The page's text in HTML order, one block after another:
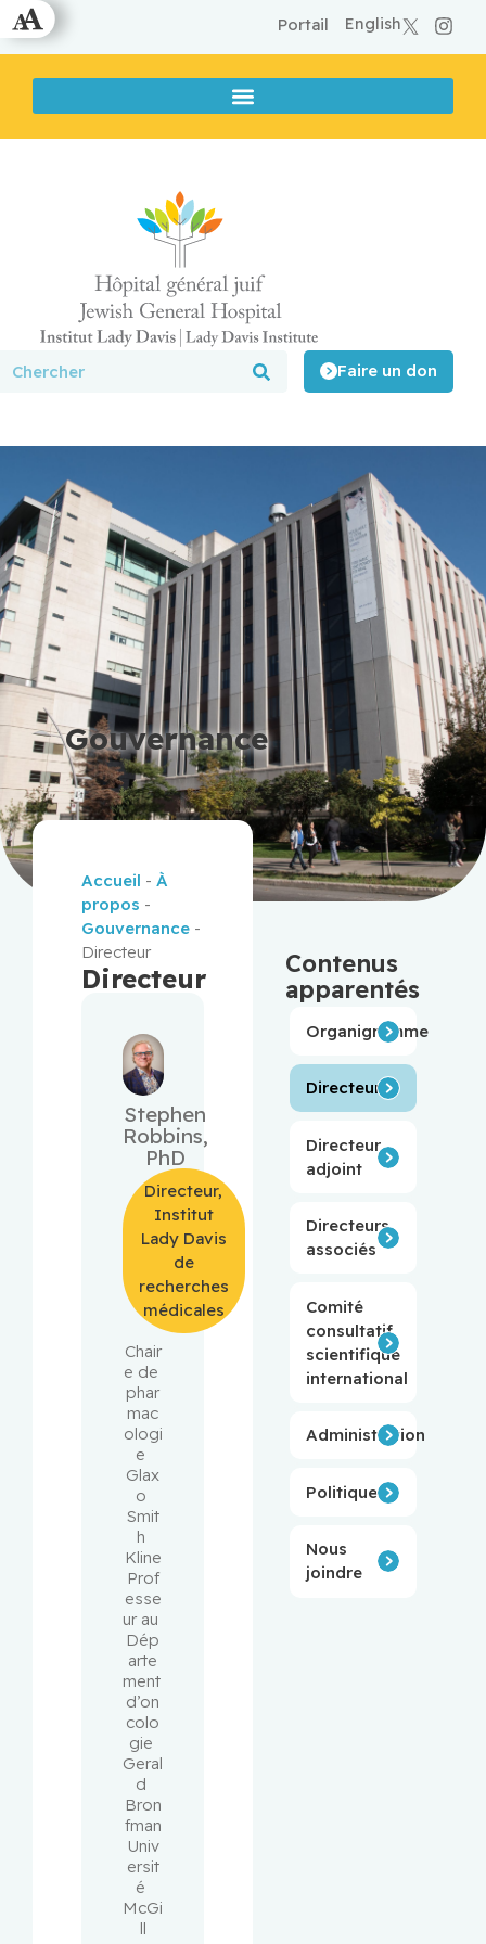
English
Portail
Faire un don
Gouvernance
Accueil -À
propos -
Gouvernance -
Directeur
Directeur
Stephen
Robbins,
PhD
Directeur,
Institut
Lady Davis
de
recherches
médicales
Chair
e de
phar
mac
ologi
e
Glax
o
Smit
h
Kline
Prof
esse
ur au
Dép
arte
ment
d’on
colo
gie
Geral
d
Bron
fman
Univ
ersit
é
McGi
ll
Contenus
apparentés
Organigramme
Directeur
Directeur
adjoint
Directeurs
associés
Comité
consultatif
scientifique
international
Administration
Politiques
Nous
joindre